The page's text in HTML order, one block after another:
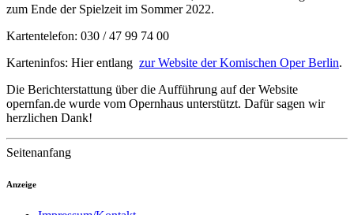
zum Ende der Spielzeit im Sommer 2022.
Kartentelefon: 030 / 47 99 74 00
Karteninfos: Hier entlang zur Website der Komischen Oper Berlin.
Die Berichterstattung über die Aufführung auf der Website
opernfan.de wurde vom Opernhaus unterstützt. Dafür sagen wir
herzlichen Dank!
Seitenanfang
Anzeige